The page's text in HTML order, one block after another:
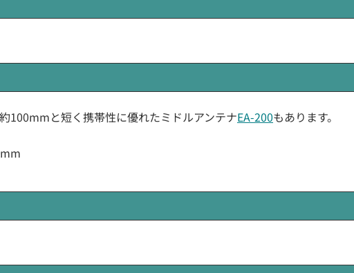
100mmと短く携帯性に優れたミドルアンテナEA-200もあります。